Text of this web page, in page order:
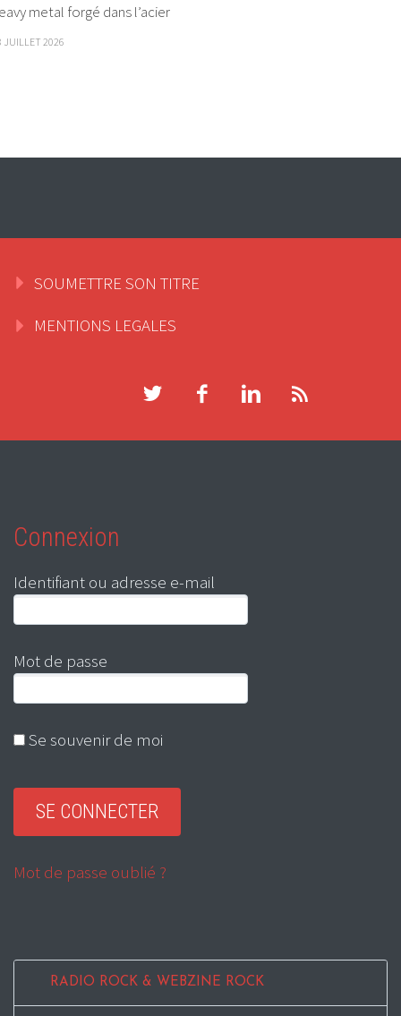
metal forgé dans l’acier
JUILLET 2026
SOUMETTRE SON TITRE
MENTIONS LEGALES
Connexion
Identifiant ou adresse e-mail
Mot de passe
Se souvenir de moi
Mot de passe oublié ?
RADIO ROCK & WEBZINE ROCK